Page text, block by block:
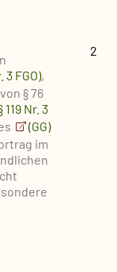
2
3 FGO),
§ 76
119 Nr. 3
(GG)
im